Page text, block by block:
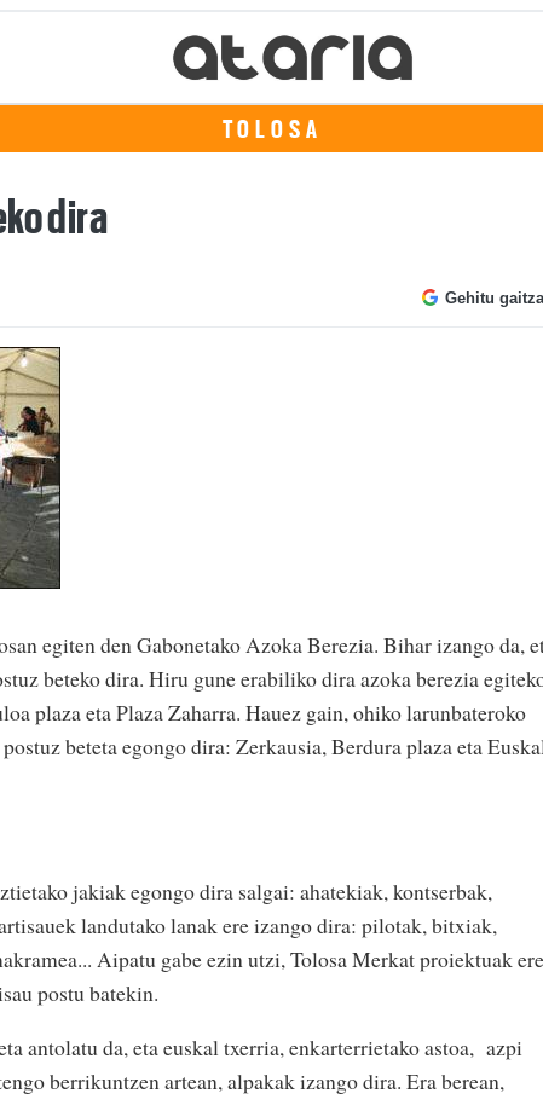
TOLOSA
dira
Gehitu
egiten den Gabonetako Azoka Berezia. Bihar izango da,
beteko dira. Hiru gune erabiliko dira azoka berezia
plaza eta Plaza Zaharra. Hauez gain, ohiko larunbateroko
beteta egongo dira: Zerkausia, Berdura plaza eta
jakiak egongo dira salgai: ahatekiak, kontserbak,
landutako lanak ere izango dira: pilotak, bitxiak,
Aipatu gabe ezin utzi, Tolosa Merkat proiektuak ere
postu batekin.
antolatu da, eta euskal txerria, enkarterrietako astoa, azpi
berrikuntzen artean, alpakak izango dira. Era berean,